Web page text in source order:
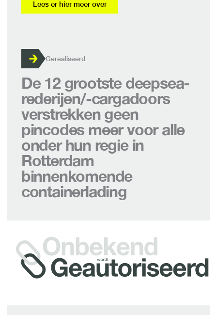
Lees er hier meer over
Gerealiseerd
De 12 grootste deepsea-
rederijen/-cargadoors
verstrekken geen
pincodes meer voor alle
onder hun regie in
Rotterdam
binnenkomende
containerlading